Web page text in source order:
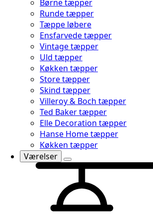
Børne tæpper
Runde tæpper
Tæppe løbere
Ensfarvede tæpper
Vintage tæpper
Uld tæpper
Køkken tæpper
Store tæpper
Skind tæpper
Villeroy & Boch tæpper
Ted Baker tæpper
Elle Decoration tæpper
Hanse Home tæpper
Køkken tæpper
Værelser